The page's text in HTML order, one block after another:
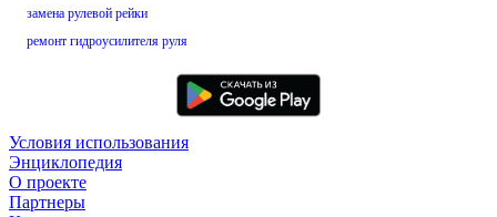
замена рулевой рейки
ремонт гидроусилителя руля
Условия использования
Энциклопедия
О проекте
Партнеры